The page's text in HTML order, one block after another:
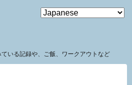
MENU
いる記録や、ご飯、ワークアウトなど